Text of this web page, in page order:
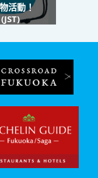
活動！